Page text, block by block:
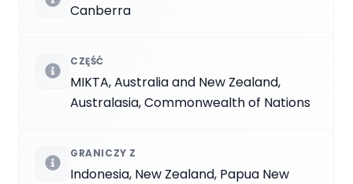
Canberra
CZĘŚĆ
MIKTA, Australia and New Zealand,
Australasia, Commonwealth of Nations
GRANICZY Z
Indonesia, New Zealand, Papua New